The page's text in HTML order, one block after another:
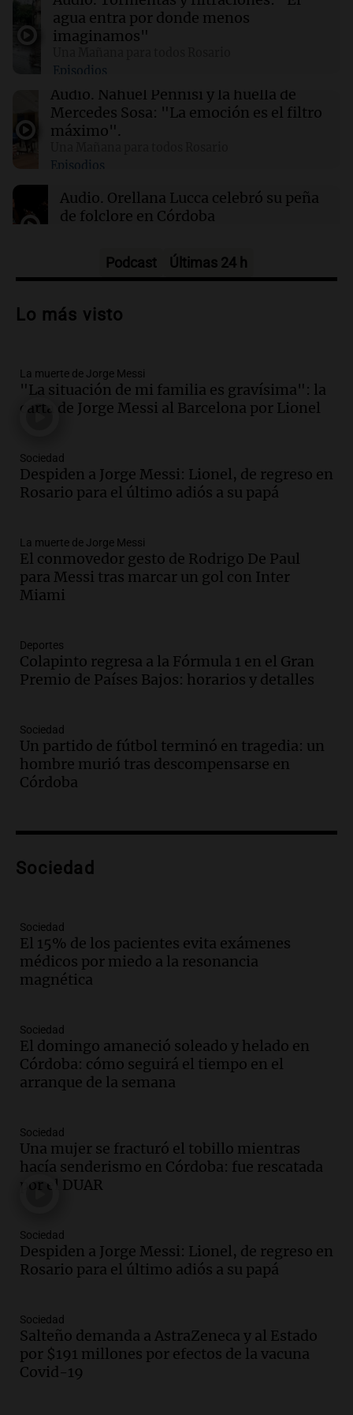
DUAR
Investigadores israelíes descubren gen
antiguo que mejora la calidad del trigo
moderno
Rusia y Ucrania protagonizan intensos
ataques nocturnos que dejan 7 muertos y
numerosos heridos
agua entra por donde menos
imaginamos"
Episodios
Audio. Nahuel Pennisi y la huella de
Mercedes Sosa: "La emoción es el filtro
máximo".
Episodios
Audio. Orellana Lucca celebró su peña
de folclore en Córdoba
Audio.Trágico accidente en Mendoza:
vehículos desde un puente
Audio.Tragedia en Mendoza: un muerto
y cinco heridos tras caer dos autos desde
un puente
Audio.Messi llegará esta noche a
Rosario para acompañar a su familia
Episodios
Audio.Ley de Propiedad Privada: el revés
en el Congreso expuso una debilidad
comunicacional del Gobierno
Audio. Casabindo se prepara para una
celebración única: 30.000 turistas y el
Episodios
Audio.Borges, abogada de Pourrain:
"Tres hombres se lo llevaron para
hacerle preguntas y nunca regresó"
Episodios
metros del río Suquía y retiraron hasta
Episodios
Audio.La historia de la servilleta que
firmó Jorge Messi para el primer
contrato de Leo con Barcelona
Audio.Joan Gaspart: "Sin Jorge, no sé si
Messi hubiera llegado adonde llegó"
Una mañana para todos
Audio.
Jorge Messi en una entrevista con Rony
Vargas en 2007
Una mañana para todos
Audio.
las nuevas detenciones: "En esa casa
todos tenían algo que ver"
Audio.
Una nutricionista derribó el mito
del desayuno ideal: qué alimentos
conviene priorizar
Una mañana para todos
Podcast Últimas 24 h
Lo más visto
La muerte de Jorge Messi
"La situación de mi familia es gravísima": la
carta de Jorge Messi al Barcelona por Lionel
Sociedad
Despiden a Jorge Messi: Lionel, de regreso en
Rosario para el último adiós a su papá
La muerte de Jorge Messi
El conmovedor gesto de Rodrigo De Paul
para Messi tras marcar un gol con Inter
Miami
Deportes
Colapinto regresa a la Fórmula 1 en el Gran
Premio de Países Bajos: horarios y detalles
Sociedad
Un partido de fútbol terminó en tragedia: un
hombre murió tras descompensarse en
Córdoba
Sociedad
Sociedad
El 15% de los pacientes evita exámenes
médicos por miedo a la resonancia
magnética
Sociedad
El domingo amaneció soleado y helado en
Córdoba: cómo seguirá el tiempo en el
arranque de la semana
Sociedad
Una mujer se fracturó el tobillo mientras
hacía senderismo en Córdoba: fue rescatada
por el DUAR
Sociedad
Despiden a Jorge Messi: Lionel, de regreso en
Rosario para el último adiós a su papá
Sociedad
Salteño demanda a AstraZeneca y al Estado
por $191 millones por efectos de la vacuna
Covid-19